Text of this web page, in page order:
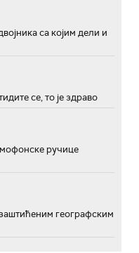
са којим дели и
се, то је здраво
ручице
географским